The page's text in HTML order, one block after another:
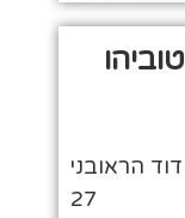
הראובני
27